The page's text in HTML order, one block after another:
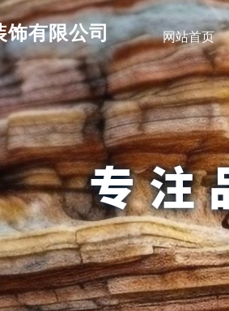
网站首页
饰有限公司